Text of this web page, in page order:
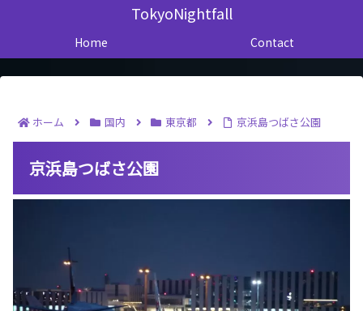
TokyoNightfall
Home Contact
ホーム 国内 東京都 京浜島つばさ公園
京浜島つばさ公園